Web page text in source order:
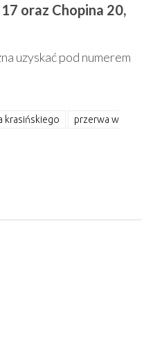
oraz Chopina 20,
uzyskać pod numerem
krasińskiego przerwa w